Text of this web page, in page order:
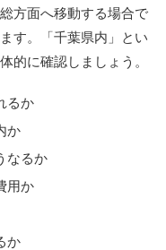
方面へ移動する場合で
す。「千葉県内」とい
的に確認しましょう。
るか
か
なるか
用か
か